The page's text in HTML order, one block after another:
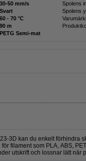
30-50 mm/s Spolens
Svart Spolens
60 - 70 °C
90 m
PETG Semi-mat
3D kan du enkelt förhindra
filament som PLA, ABS,
utskrift och lossnar lätt när